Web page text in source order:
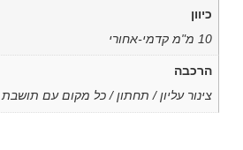
כיוון
10 מ"מ קדמי-אחורי
הרכבה
צינור עליון / תחתון / כל מקום עם תושבת